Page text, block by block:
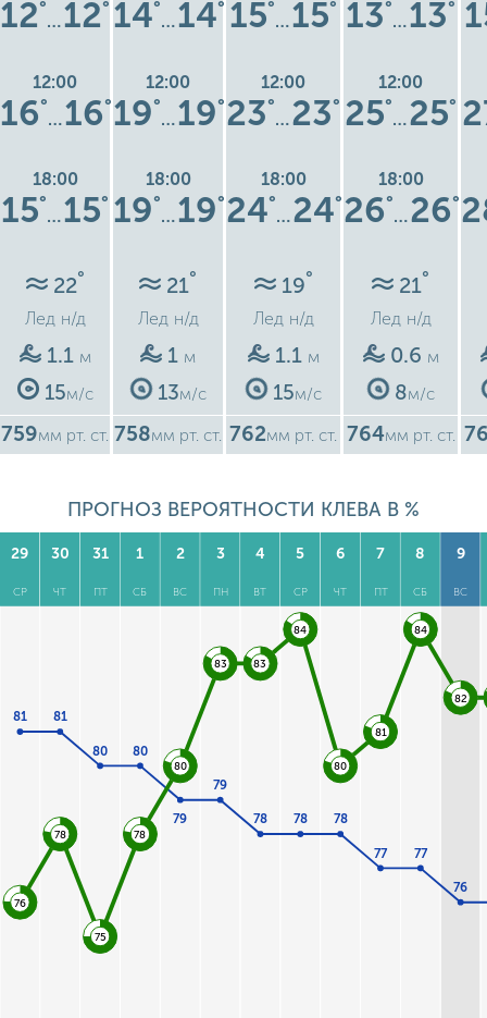
12°
…12°
12:00
16°
…16°
18:00
15°
…15°
22°
Лед н/д
1.1 м
15м/с
759мм рт. ст.
14°
…14°
12:00
19°
…19°
18:00
19°
…19°
21°
Лед н/д
1 м
13м/с
758мм рт. ст.
15°
…15°
12:00
23°
…23°
18:00
24°
…24°
19°
Лед н/д
1.1 м
15м/с
762мм рт. ст.
13°
…13°
12:00
25°
…25°
18:00
26°
…26°
21°
Лед н/д
0.6 м
8м/с
764мм рт. ст.
ПРОГНОЗ ВЕРОЯТНОСТИ КЛЕВА В %
29
СР
30
ЧТ
31
ПТ
1
СБ
2
ВС
3
ПН
4
ВТ
5
СР
6
ЧТ
7
ПТ
8
СБ
9
ВС
81 81
80 80
79
79
78 78 78
77 77
76
76
78
75
78
80
83 83
84
80
81
84
82